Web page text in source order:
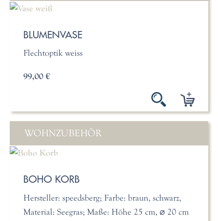
BLUMENVASE
Flechtoptik weiss
99,00 €
WOHNZUBEHÖR
BOHO KORB
Hersteller: speedsberg; Farbe: braun, schwarz,
Material: Seegras; Maße: Höhe 25 cm, ⌀ 20 cm